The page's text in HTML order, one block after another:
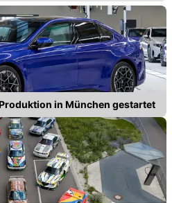
in München gestartet